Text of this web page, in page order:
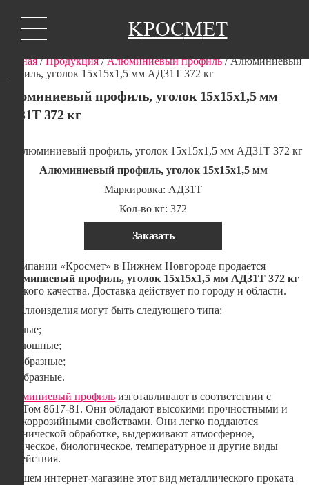
KРОСМЕТ
Главная/Продукция/Алюминиевый профиль/ Алюминиевый
профиль, уголок 15х15х1,5 мм АД31Т 372 кг
Алюминиевый профиль, уголок 15х15х1,5 мм
АД31Т 372 кг
Алюминиевый профиль, уголок 15х15х1,5 мм
Маркировка: АД31Т
Кол-во кг: 372
Заказать
В компании «Кросмет» в Нижнем Новгороде продается
Алюминиевый профиль, уголок 15х15х1,5 мм АД31Т 372 кг
высокого качества. Доставка действует по городу и области.
Металлоизделия могут быть следующего типа:
Полые;
Сплошные;
П-образные;
С-образные.
Алюминиевый профиль изготавливают в соответствии с
ГОСТом 8617-81. Они обладают высокими прочностными и
антикоррозийными свойствами. Они легко поддаются
механической обработке, выдерживают атмосферное,
химическое, биологическое, температурное и другие виды
воздействия.
В нашем интернет-магазине этот вид металлического проката